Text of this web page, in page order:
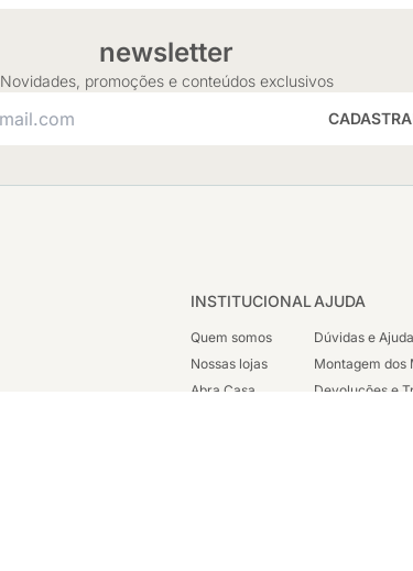
newsletter
Novidades, promoções e conteúdos exclusivos
INSTITUCIONAL
Quem somos
Nossas lojas
Abra Casa
AJUDA
Dúvidas e
Montagem dos
Devoluções e